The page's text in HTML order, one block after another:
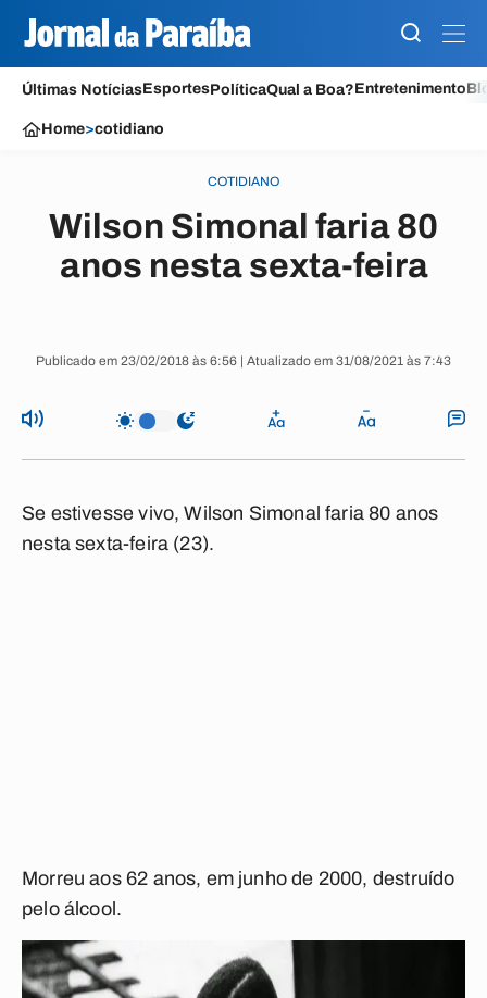
Últimas NotíciasEsportesPolíticaQual a Boa?Entretenimento
Home>cotidiano
COTIDIANO
Wilson Simonal faria 80
anos nesta sexta-feira
Publicado em 23/02/2018 às 6:56 | Atualizado em 31/08/2021 às 7:43
Se estivesse vivo, Wilson Simonal faria 80 anos
nesta sexta-feira (23).
Morreu aos 62 anos, em junho de 2000, destruído
pelo álcool.